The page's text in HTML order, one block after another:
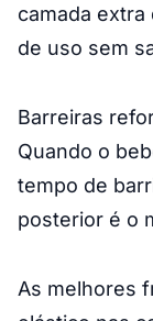
camada extra
de uso sem
Barreiras
Quando o
tempo de
posterior é o
As melhores